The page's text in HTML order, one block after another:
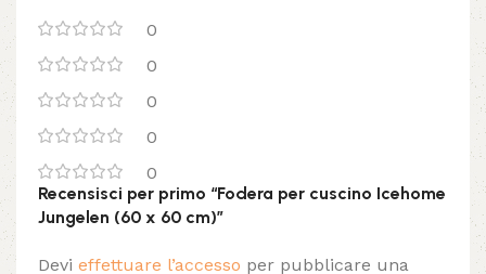
0
0
0
0
0
Recensisci per primo “Fodera per cuscino Icehome
Jungelen (60 x 60 cm)”
Devi effettuare l’accesso per pubblicare una